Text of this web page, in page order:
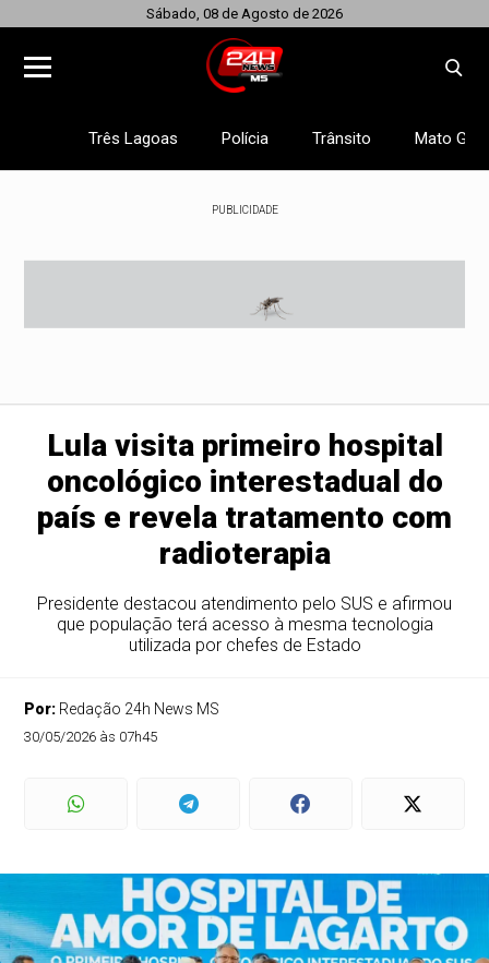
Sábado, 08 de Agosto de 2026
Três Lagoas Polícia Trânsito Mato
PUBLICIDADE
Lula visita primeiro hospital
oncológico interestadual do
país e revela tratamento com
radioterapia
Presidente destacou atendimento pelo SUS e afirmou
que população terá acesso à mesma tecnologia
utilizada por chefes de Estado
Por: Redação 24h News MS
30/05/2026 às 07h45